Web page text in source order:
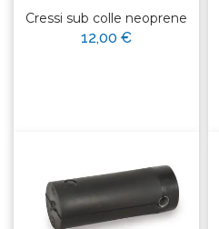
Cressi sub colle neoprene
12,00 €